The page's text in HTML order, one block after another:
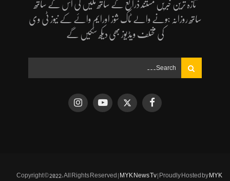
تازہ ترین خبریں مستند ذرائع کے ساتھ ملیں گی اس کے ساتھ
ساتھ روزانہ ہونے والے ٹاک شوز اورایم وائے کے نیوز ٹی وی
کی مختلف ویڈیوز بھی دیکھ سکیں گے
Copyright © 2022, All Rights Reserved | MYK News Tv | Proudly Hosted by MYK